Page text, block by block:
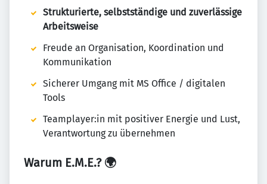
Strukturierte, selbstständige und zuverlässige
Arbeitsweise
Freude an Organisation, Koordination und
Kommunikation
Sicherer Umgang mit MS Office / digitalen
Tools
Teamplayer:in mit positiver Energie und Lust,
Verantwortung zu übernehmen
Warum E.M.E.?🌍